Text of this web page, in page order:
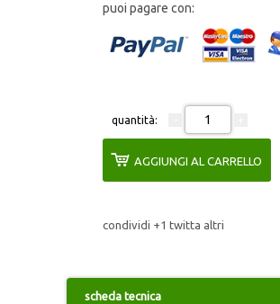
IRIDE
ITINERARI ERUDITI
ITINERARI SICILIANI
L’ALBUM
MONUMENTA IURIDICA SICILIENSIA
puoi pagare con:
quantità:
AGGIUNGI AL CARRELLO
condividi +1 twitta altri
scheda tecnica